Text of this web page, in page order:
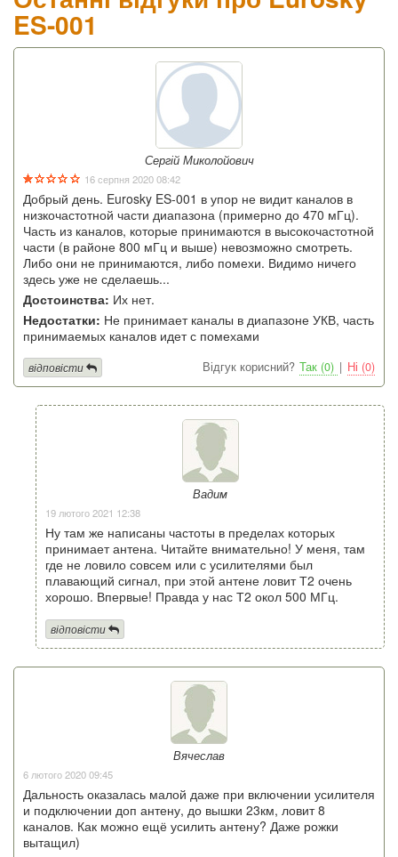
ES-001
Сергій Миколойович
16 серпня 2020 08:42
Добрый день. Eurosky ES-001 в упор не видит каналов в
низкочастотной части диапазона (примерно до 470 мГц).
Часть из каналов, которые принимаются в высокочастотной
части (в районе 800 мГц и выше) невозможно смотреть.
Либо они не принимаются, либо помехи. Видимо ничего
здесь уже не сделаешь...
Достоинства: Их нет.
Недостатки: Не принимает каналы в диапазоне УКВ, часть
принимаемых каналов идет с помехами
Відгук корисний? Так (0) | Ні (0)
відповісти
Вадим
19 лютого 2021 12:38
Ну там же написаны частоты в пределах которых
принимает антена. Читайте внимательно! У меня, там
где не ловило совсем или с усилителями был
плавающий сигнал, при этой антене ловит Т2 очень
хорошо. Впервые! Правда у нас Т2 окол 500 МГц.
відповісти
Вячеслав
6 лютого 2020 09:45
Дальность оказалась малой даже при включении усилителя
и подключении доп антену, до вышки 23км, ловит 8
каналов. Как можно ещё усилить антену? Даже рожки
вытащил)